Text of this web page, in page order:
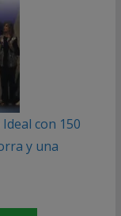
con 150
y una